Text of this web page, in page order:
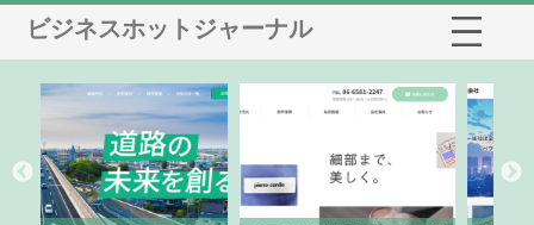
ビジネスホットジャーナル